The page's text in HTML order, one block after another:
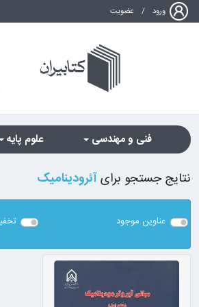
ورود / عضویت
فنی و مهندسی علوم پایه
نتایج جستجو برایآئرودینامیک
عناوین موجود